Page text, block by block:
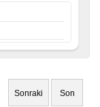
Sonraki Son